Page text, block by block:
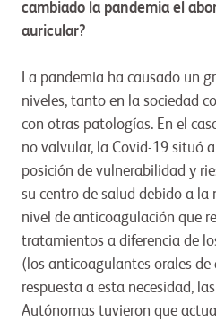
cambiado la pandemia el
auricular?
La pandemia ha causado un
niveles, tanto en la sociedad
con otras patologías. En el
no valvular, la Covid-19 situó
posición de vulnerabilidad y
su centro de salud debido a la
nivel de anticoagulación que
tratamientos a diferencia de
(los anticoagulantes orales de
respuesta a esta necesidad,
Autónomas tuvieron que